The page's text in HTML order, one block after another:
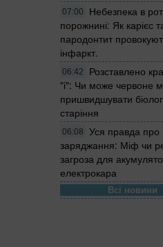
07:00
Небезпека в
порожнині: Як карієс
пародонтит
інфаркт.
06:42
Розставлено
"і": Чи може червоне
пришвидшувати
старіння
06:08
Уся правда про
заряджання: Міф чи
загроза для
електрокара
Всі новини